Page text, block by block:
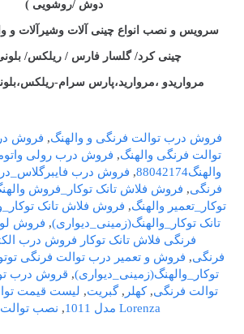
دوش /روشویی )
سرویس و نصب انواع چینی آلات وشیرآلات و
چینی کرد/ گلسار فارس / ریلکس/
مرواریدو ،مروارید،پارس سرام-
فروش درب توالت فرنگی و والهنگ, فروش
توالت فرنگی والهنگ, فروش درب رولی
والهنگ88042174
, فروش درب
فرنگی, فروش فلاش تانک توکار_فروش
توکار_تعمیر والهنگ, فروش فلاش تانک
تانک توکار_والهنگ(زمینی_دیواری), فروش
فرنگی فلاش تانک توکار فروش درب
فرنگی, فروش و تعمیر درب توالت فرنگی
توکار_والهنگ(زمینی_دیواری), قروش درب
توالت فرنگی,کهلر ,گبریت, لیست قیمت
Lorenza مدل 1011
, نصب